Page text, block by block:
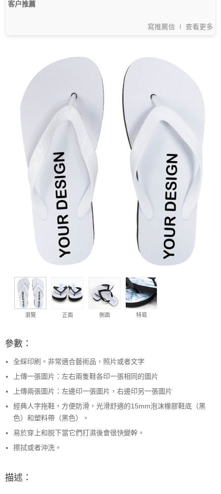
客户推薦
寫推薦信 查看更多
瀏覽 正面 側面 特寫
參數：
全綵印刷。非常適合藝術品，照片或者文字
上傳一張圖片：左右兩隻鞋各印一張相同的圖片
上傳兩張圖片：左邊印一張圖片，右邊印另一張圖片
經典人字拖鞋，方便防滑，光滑舒適的15mm泡沫橡膠鞋底（黑
色）和塑料帶（黑色）。
易於穿上和脱下當它們打濕後會很快變幹。
擦拭或者沖洗。
描述：